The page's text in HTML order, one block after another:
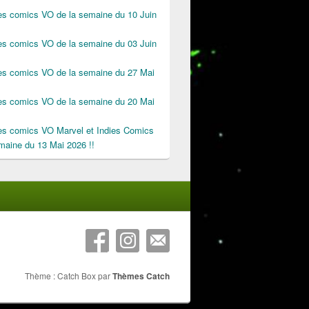
comics VO de la semaine du 10 Juin
comics VO de la semaine du 03 Juin
comics VO de la semaine du 27 Mai
comics VO de la semaine du 20 Mai
comics VO Marvel et Indies Comics
du 13 Mai 2026 !!
Thème : Catch Box parThèmes Catch